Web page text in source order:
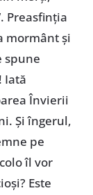
Preasfinția
mormânt și
spune
Iată
Învierii
Și îngerul,
pe
îl vor
Este